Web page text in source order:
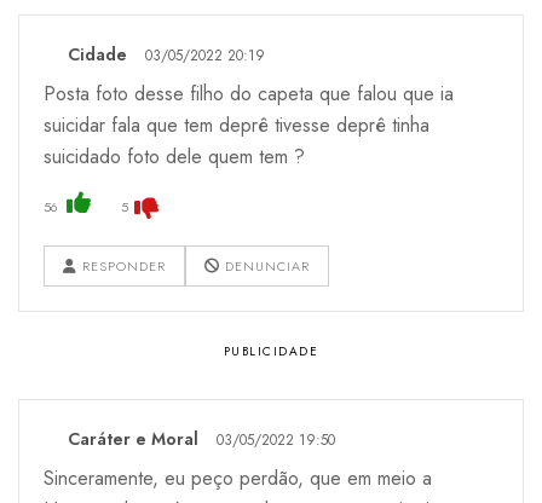
Cidade 03/05/2022 20:19
Posta foto desse filho do capeta que falou que ia
suicidar fala que tem deprê tivesse deprê tinha
suicidado foto dele quem tem ?
56 5
RESPONDER DENUNCIAR
Caráter e Moral 03/05/2022 19:50
Sinceramente, eu peço perdão, que em meio a